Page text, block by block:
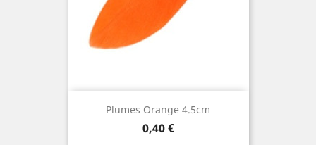
Plumes Orange 4.5cm
Prix
0,40 €